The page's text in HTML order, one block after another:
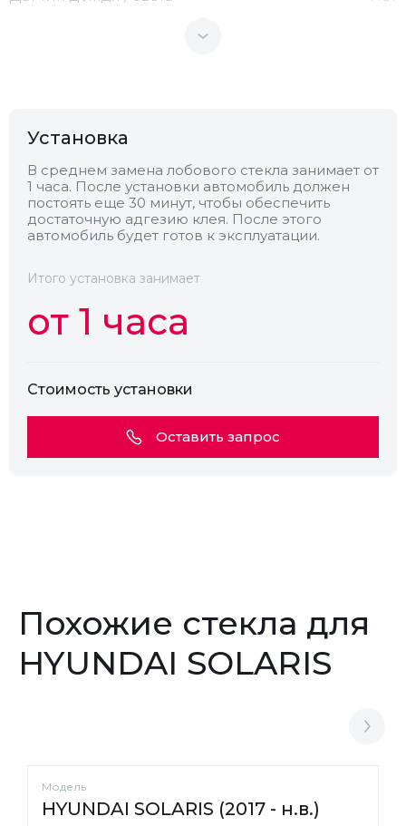
Обогрев
Установка
В среднем замена лобового стекла занимает от
1 часа. После установки автомобиль должен
постоять еще 30 минут, чтобы обеспечить
достаточную адгезию клея. После этого
автомобиль будет готов к эксплуатации.
Итого установка занимает
от 1 часа
Стоимость установки
Оставить запрос
Похожие стекла для
HYUNDAI SOLARIS
Модель
HYUNDAI SOLARIS (2017 - н.в.)